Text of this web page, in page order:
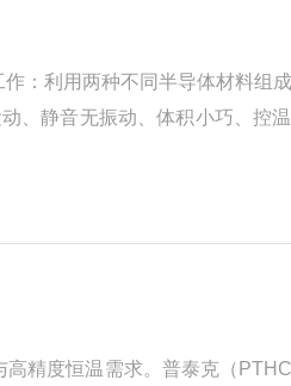
：利用两种不同半导体材料组
、静音无振动、体积小巧、控
精度恒温需求。普泰克（